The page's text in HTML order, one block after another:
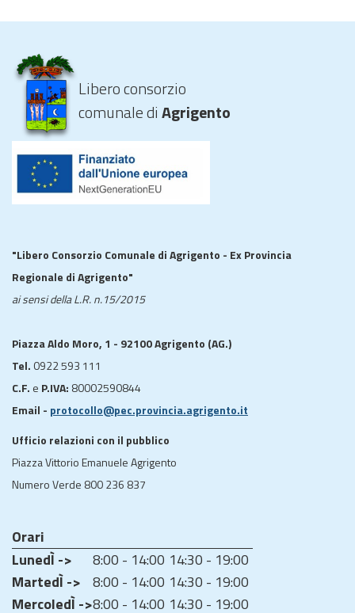
Libero consorzio
comunale diAgrigento
"Libero Consorzio Comunale di Agrigento - Ex Provincia
Regionale di Agrigento"
ai sensi della L.R. n.15/2015
Piazza Aldo Moro, 1 - 92100 Agrigento (AG.)
Tel. 0922 593 111
C.F. e P.IVA: 80002590844
Email - protocollo@pec.provincia.agrigento.it
Ufficio relazioni con il pubblico
Piazza Vittorio Emanuele Agrigento
Numero Verde 800 236 837
Orari
LunedÌ ->
8:00 - 14:00 14:30 - 19:00
MartedÌ -> 8:00 - 14:00 14:30 - 19:00
MercoledÌ ->8:00 - 14:00 14:30 - 19:00